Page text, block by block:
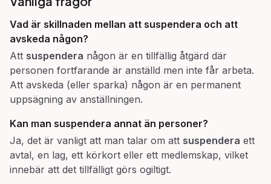
Vad är skillnaden mellan att suspendera och att
avskeda någon?
Att suspendera någon är en tillfällig åtgärd där
personen fortfarande är anställd men inte får arbeta.
Att avskeda (eller sparka) någon är en permanent
uppsägning av anställningen.
Kan man suspendera annat än personer?
Ja, det är vanligt att man talar om att suspendera ett
avtal, en lag, ett körkort eller ett medlemskap, vilket
innebär att det tillfälligt görs ogiltigt.